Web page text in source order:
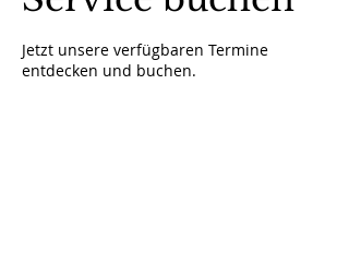
Jetzt unsere verfügbaren Termine
entdecken und buchen.